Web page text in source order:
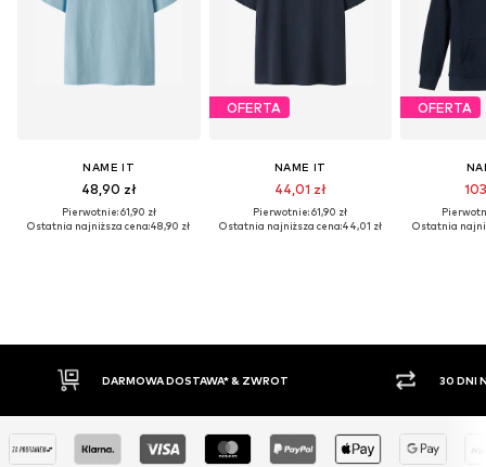
NAME IT
48,90 zł
Pierwotnie: 61,90 zł
Ostatnia najniższa cena:48,90 zł
OFERTA
NAME IT
44,01 zł
Pierwotnie: 61,90 zł
Ostatnia najniższa cena:44,01 zł
OFERTA
Ostatnia
30 DNI NA ZWROT TOWARU